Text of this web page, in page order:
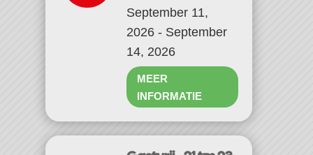
September 11,
2026 - September
14, 2026
MEER
INFORMATIE